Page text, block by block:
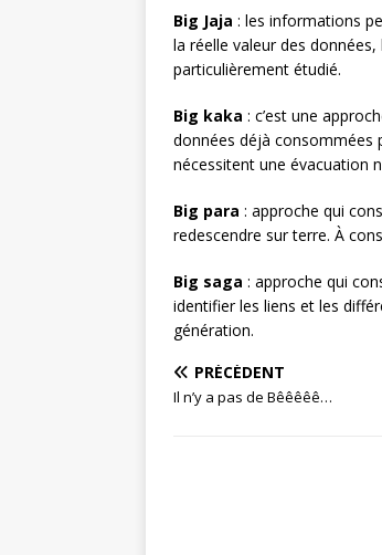
Big Jaja : les informations
la réelle valeur des
particulièrement étudié.
Big kaka : c’est une
données déjà consommées
nécessitent une évacuation
Big para : approche qui
redescendre sur terre. À
Big saga : approche qui
identifier les liens et les
génération.
PRÉCÉDENT
Il n’y a pas de Bêêêêê…